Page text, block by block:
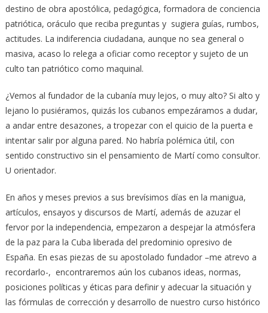
destino de obra apostólica, pedagógica, formadora de conciencia
patriótica, oráculo que reciba preguntas y sugiera guías, rumbos,
actitudes. La indiferencia ciudadana, aunque no sea general o
masiva, acaso lo relega a oficiar como receptor y sujeto de un
culto tan patriótico como maquinal.
¿Vemos al fundador de la cubanía muy lejos, o muy alto? Si alto y
lejano lo pusiéramos, quizás los cubanos empezáramos a dudar,
a andar entre desazones, a tropezar con el quicio de la puerta e
intentar salir por alguna pared. No habría polémica útil, con
sentido constructivo sin el pensamiento de Martí como consultor.
U orientador.
En años y meses previos a sus brevísimos días en la manigua,
artículos, ensayos y discursos de Martí, además de azuzar el
fervor por la independencia, empezaron a despejar la atmósfera
de la paz para la Cuba liberada del predominio opresivo de
España. En esas piezas de su apostolado fundador –me atrevo a
recordarlo-, encontraremos aún los cubanos ideas, normas,
posiciones políticas y éticas para definir y adecuar la situación y
las fórmulas de corrección y desarrollo de nuestro curso histórico